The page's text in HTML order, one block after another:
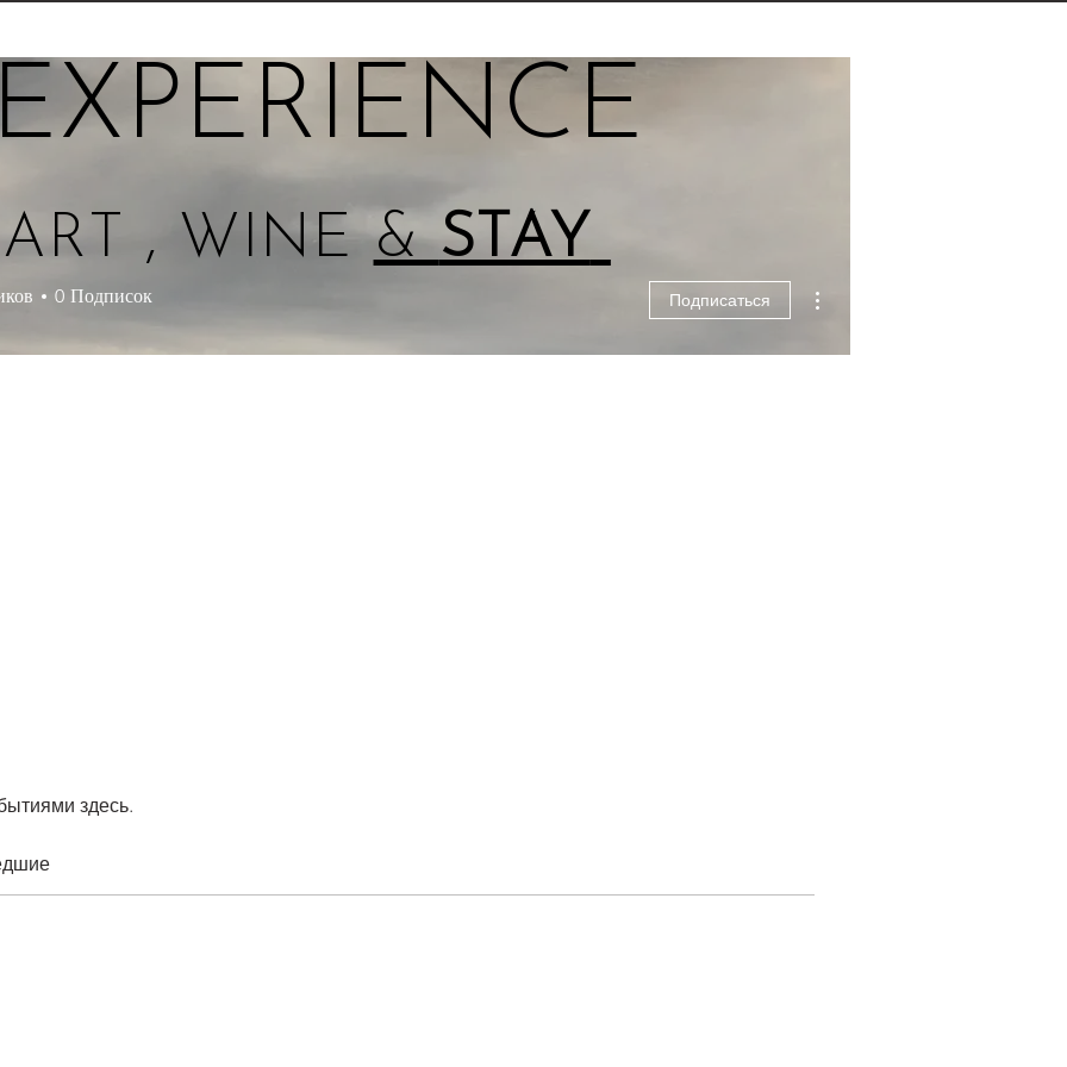
ART , WINE&STAY
здесь.
0 Подписок Подписаться